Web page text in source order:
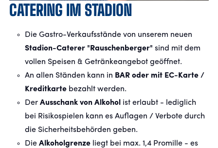
CATERING IM STADION
Die Gastro-Verkaufsstände von unserem neuen
Stadion-Caterer "Rauschenberger" sind mit dem
vollen Speisen & Getränkeangebot geöffnet.
An allen Ständen kann in BAR oder mit EC-Karte /
Kreditkartebezahlt werden.
Der Ausschank von Alkohol ist erlaubt - lediglich
bei Risikospielen kann es Auflagen / Verbote durch
die Sicherheitsbehörden geben.
Die Alkoholgrenze liegt bei max. 1,4 Promille - es